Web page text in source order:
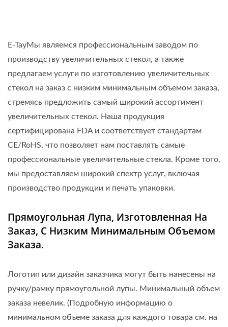
E-TayМы являемся профессиональным заводом по
производству увеличительных стекол, а также
предлагаем услуги по изготовлению увеличительных
стекол на заказ с низким минимальным объемом заказа,
стремясь предложить самый широкий ассортимент
увеличительных стекол. Наша продукция
сертифицирована FDA и соответствует стандартам
CE/RoHS, что позволяет нам поставлять самые
профессиональные увеличительные стекла. Кроме того,
мы предоставляем широкий спектр услуг, включая
производство продукции и печать упаковки.
Прямоугольная Лупа, Изготовленная На
Заказ, С Низким Минимальным Объемом
Заказа.
Логотип или дизайн заказчика могут быть нанесены на
ручку/рамку прямоугольной лупы. Минимальный объем
заказа невелик. (Подробную информацию о
минимальном объеме заказа для каждого товара см. на